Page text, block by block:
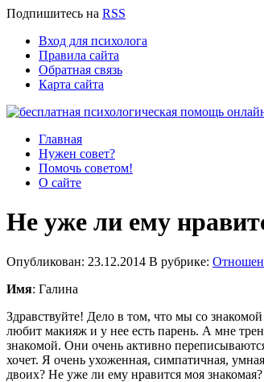
Подпишитесь на RSS
Вход для психолога
Правила сайта
Обратная связь
Карта сайта
Главная
Нужен совет?
Помочь советом!
О сайте
Не уже ли ему
Опубликован: 23.12.2014 В рубрике:
Имя: Галина
Здравствуйте! Дело в том, что мы со
любит макияж и у нее есть парень. А мне
знакомой. Они очень активно
хочет. Я очень ухоженная, симпатичная,
двоих? Не уже ли ему нравится моя знакомая?